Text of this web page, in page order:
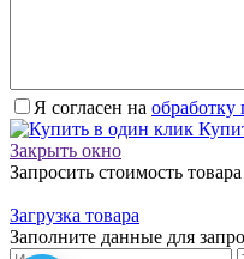
Я согласен на
Закрыть окно
Запросить стоимость товара
Загрузка товара
Заполните данные для